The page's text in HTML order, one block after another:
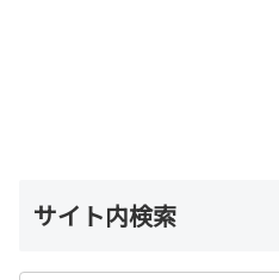
サイト内検索